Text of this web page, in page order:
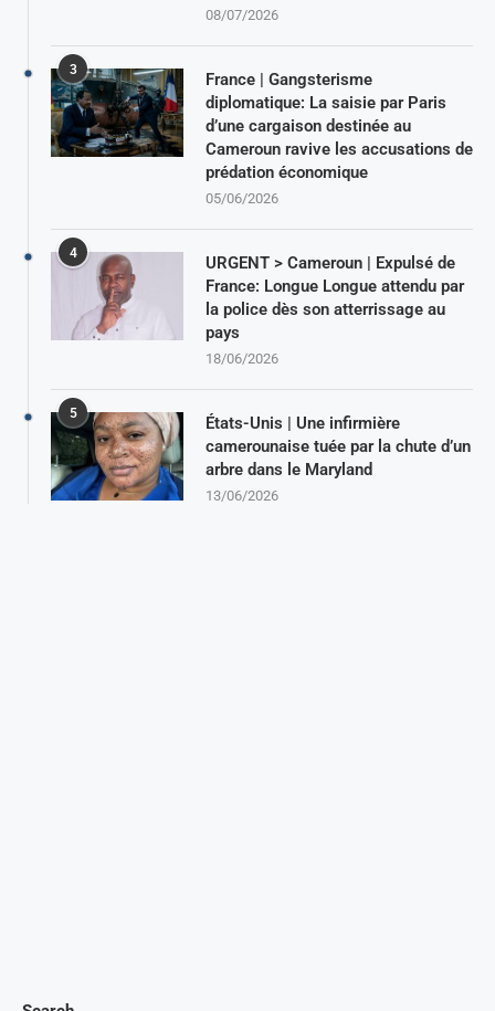
08/07/2026
3
France | Gangsterisme
diplomatique: La saisie par Paris
d’une cargaison destinée au
Cameroun ravive les accusations de
prédation économique
05/06/2026
4
URGENT > Cameroun | Expulsé de
France: Longue Longue attendu par
la police dès son atterrissage au
pays
18/06/2026
5
États-Unis | Une infirmière
camerounaise tuée par la chute d’un
arbre dans le Maryland
13/06/2026